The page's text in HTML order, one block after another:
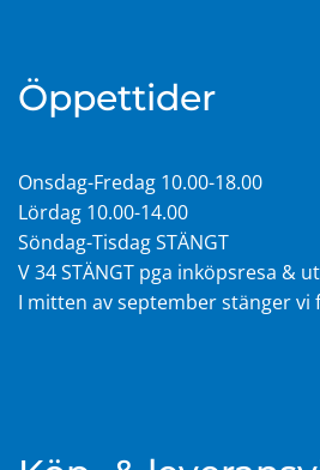
Öppettider
Onsdag-Fredag 10.00-18.00
Lördag 10.00-14.00
Söndag-Tisdag STÄNGT
V 34 STÄNGT pga inköpsresa &
I mitten av september stänger vi